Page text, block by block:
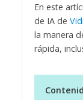
En este
de IA de
la manera
rápida,